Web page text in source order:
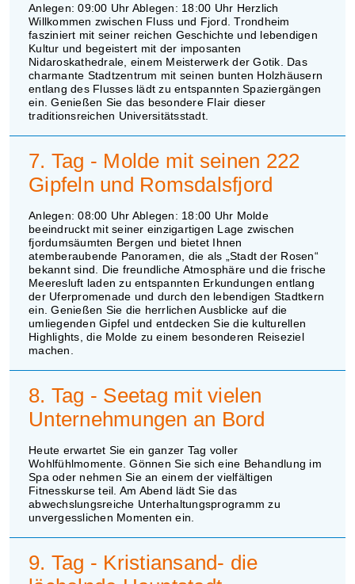
Anlegen: 09:00 Uhr Ablegen: 18:00 Uhr Herzlich
Willkommen zwischen Fluss und Fjord. Trondheim
fasziniert mit seiner reichen Geschichte und lebendigen
Kultur und begeistert mit der imposanten
Nidaroskathedrale, einem Meisterwerk der Gotik. Das
charmante Stadtzentrum mit seinen bunten Holzhäusern
entlang des Flusses lädt zu entspannten Spaziergängen
ein. Genießen Sie das besondere Flair dieser
traditionsreichen Universitätsstadt.
7. Tag - Molde mit seinen 222
Gipfeln und Romsdalsfjord
Anlegen: 08:00 Uhr Ablegen: 18:00 Uhr Molde
beeindruckt mit seiner einzigartigen Lage zwischen
fjordumsäumten Bergen und bietet Ihnen
atemberaubende Panoramen, die als „Stadt der Rosen“
bekannt sind. Die freundliche Atmosphäre und die frische
Meeresluft laden zu entspannten Erkundungen entlang
der Uferpromenade und durch den lebendigen Stadtkern
ein. Genießen Sie die herrlichen Ausblicke auf die
umliegenden Gipfel und entdecken Sie die kulturellen
Highlights, die Molde zu einem besonderen Reiseziel
machen.
8. Tag - Seetag mit vielen
Unternehmungen an Bord
Heute erwartet Sie ein ganzer Tag voller
Wohlfühlmomente. Gönnen Sie sich eine Behandlung im
Spa oder nehmen Sie an einem der vielfältigen
Fitnesskurse teil. Am Abend lädt Sie das
abwechslungsreiche Unterhaltungsprogramm zu
unvergesslichen Momenten ein.
9. Tag - Kristiansand- die